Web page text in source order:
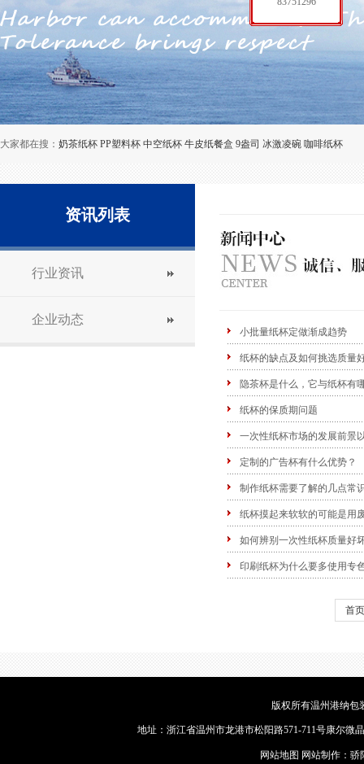
大家都在搜： 奶茶纸杯 PP塑料杯 中空纸杯 牛皮纸餐盒 9盎司 冰激凌碗 咖啡纸杯
资讯列表
行业资讯
企业动态
小批量纸杯定做渐成趋势
纸杯的缺点及如何挑选质量
隐茶杯是什么，它与纸杯有
纸杯的保质期问题
一次性纸杯市场的发展前景
定制的广告杯有什么优势？
制作纸杯需要了解的几点常
纸杯摸起来软软的可能是用
如何辨别一次性纸杯质量好
印刷纸杯为什么要多使用专
首页
版权所有温州港纳包
地址：浙江省温州市龙港市松阳路571-711号康尔微
网站地图 网站制作： 骄